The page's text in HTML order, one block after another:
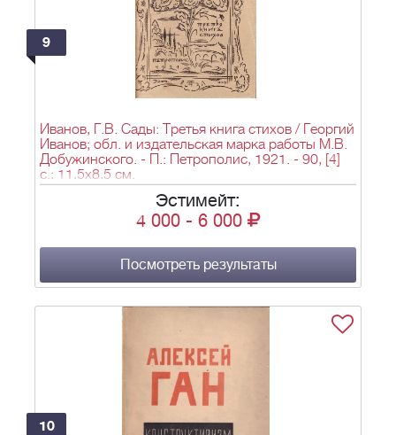
9
Иванов, Г.В. Сады: Третья книга стихов / Георгий
Иванов; обл. и издательская марка работы М.В.
Добужинского. - П.: Петрополис, 1921. - 90, [4]
с.; 11,5x8,5 см.
Эстимейт:
4 000 - 6 000
Посмотреть результаты
10